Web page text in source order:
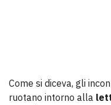
Come si diceva, gli
ruotano intorno alla